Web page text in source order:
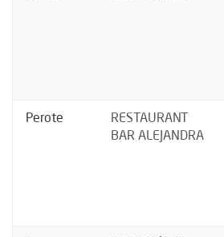
Perote
RESTAURANT
BAR ALEJANDRA